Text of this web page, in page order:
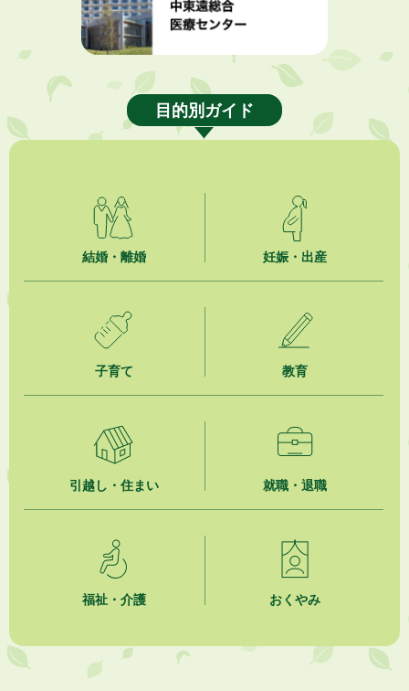
企業版ふるさと納税（地方創生応援税制）のお願い
2026年8月3日
【参加者募集】プロ棋士から学ぼう！はじめての将棋教室
「かけがわ手話動画」で手話を学ぼう！
今月の広報かけがわ
市議会だより 第100号 (令和8年8月1日発行)を掲載しました
人材育成講座 かけがわまちづくりラボ2026
掛川市市民チャレンジ公募事業「Re-KAKEGAWA（リ・カケガワ）～空
き家で出会うもったいないの宝物～」開催！！
2026年7月31日
掛川市自主運行バス掛川大須賀線について
目的別ガイド
結婚・離婚 妊娠・出産
子育て 教育
引越し・住まい 就職・退職
福祉・介護 おくやみ